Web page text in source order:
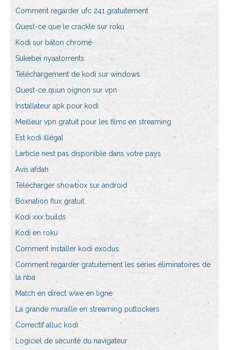
Comment regarder ufc 241 gratuitement
Quest-ce que le crackle sur roku
Kodi sur bâton chromé
Sukebei nyaatorrents
Téléchargement de kodi sur windows
Quest-ce quun oignon sur vpn
Installateur apk pour kodi
Meilleur vpn gratuit pour les films en streaming
Est kodi illégal
Larticle nest pas disponible dans votre pays
Avis afdah
Télécharger showbox sur android
Boxnation flux gratuit
Kodi xxx builds
Kodi en roku
Comment installer kodi exodus
Comment regarder gratuitement les séries éliminatoires de
la nba
Match en direct wwe en ligne
La grande muraille en streaming putlockers
Correctif alluc kodi
Logiciel de sécurité du navigateur